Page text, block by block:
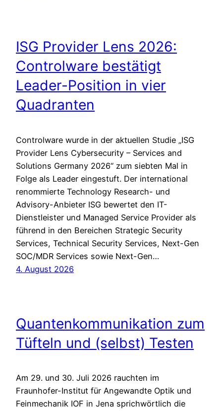
ISG Provider Lens 2026:
Controlware bestätigt
Leader-Position in vier
Quadranten
Controlware wurde in der aktuellen Studie „ISG
Provider Lens Cybersecurity – Services and
Solutions Germany 2026“ zum siebten Mal in
Folge als Leader eingestuft. Der international
renommierte Technology Research- und
Advisory-Anbieter ISG bewertet den IT-
Dienstleister und Managed Service Provider als
führend in den Bereichen Strategic Security
Services, Technical Security Services, Next-Gen
SOC/MDR Services sowie Next-Gen…
4. August 2026
Quantenkommunikation zum
Tüfteln und (selbst) Testen
Am 29. und 30. Juli 2026 rauchten im
Fraunhofer-Institut für Angewandte Optik und
Feinmechanik IOF in Jena sprichwörtlich die